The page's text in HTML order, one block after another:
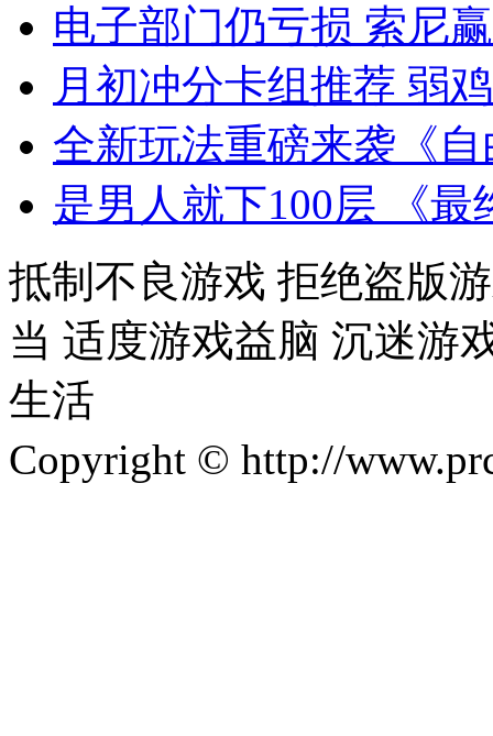
电子部门仍亏损 索尼
月初冲分卡组推荐 弱
全新玩法重磅来袭《
是男人就下100层 《最
抵制不良游戏 拒绝盗版
当 适度游戏益脑 沉迷游
生活
Copyright © http://